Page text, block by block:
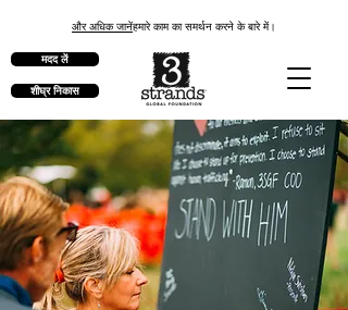
और अधिक जानेंहमारे काम का समर्थन करने के बारे में।
मदद लें
शीघ्र निकास